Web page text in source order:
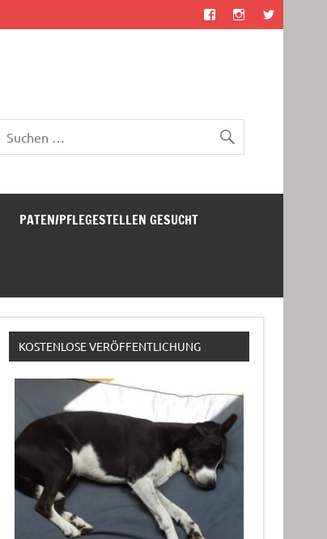
PATEN/PFLEGESTELLEN GESUCHT
KOSTENLOSE VERÖFFENTLICHUNG